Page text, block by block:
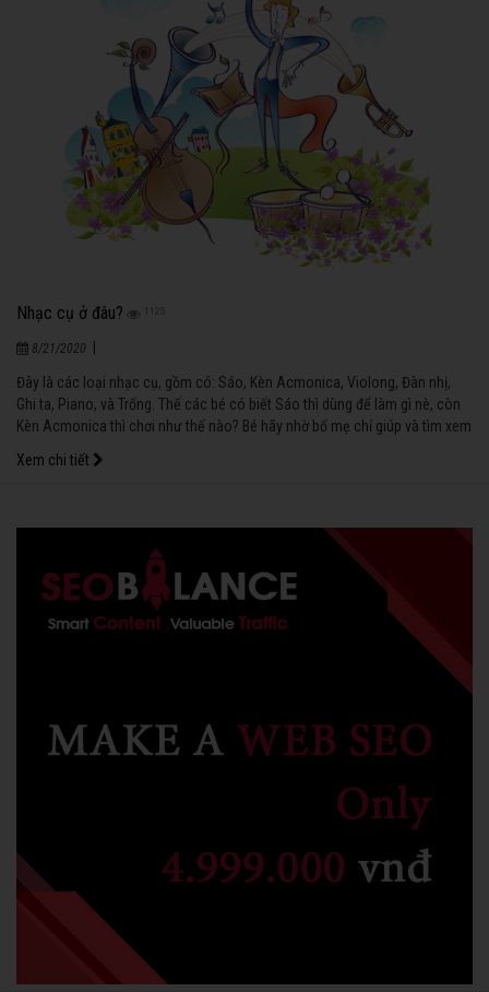
Nhạc cụ ở đâu?
8/21/2020
Đây là các loại nhạc cụ, gồm có: Sáo, Kèn Acmonica, Violong, Đàn nhị,
Ghi ta, Piano, và Trống. Thế các bé có biết Sáo thì dùng để làm gì nè, còn
Kèn Acmonica thì chơi như thế nào? Bé hãy nhờ bố mẹ chỉ giúp và tìm xem
mỗi loại nhạc cụ được giấu ở đâu nha!
Xem chi tiết